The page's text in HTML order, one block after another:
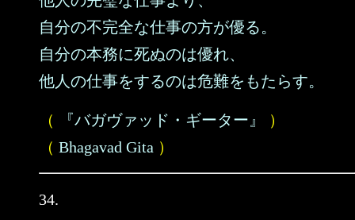
自分の不完全な仕事の方が優る。
自分の本務に死ぬのは優れ、
他人の仕事をするのは危難をもたらす。
（ 『バガヴァッド・ギーター』
）
（ Bhagavad Gita ）
34.